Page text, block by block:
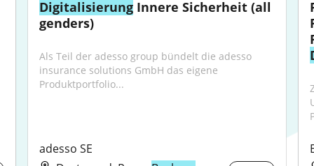
Digitalisierung Innere Sicherheit (all
genders)
Als Teil der adesso group bündelt die adesso
insurance solutions GmbH das eigene
Produktportfolio...
adesso SE